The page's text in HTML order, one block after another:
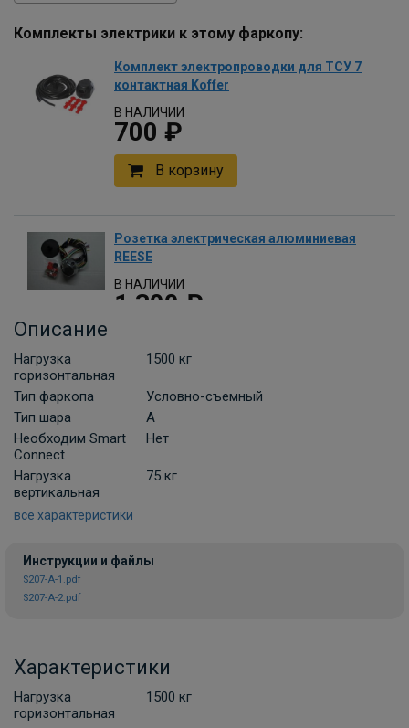
Комплекты электрики к этому фаркопу:
Комплект электропроводки для ТСУ 7
контактная Koffer
В НАЛИЧИИ
700 ₽
В корзину
Розетка электрическая алюминиевая
REESE
В НАЛИЧИИ
1 300 ₽
Комплект универсальной
(Россия)
В НАЛИЧИИ
700 ₽
В корзину
Описание
Нагрузка
горизонтальная
1500 кг
Тип фаркопа
Условно-съемный
Тип шара
A
Необходим Smart
Connect
Нет
Нагрузка
вертикальная
75 кг
все характеристики
Инструкции и файлы
S207-A-1.pdf
S207-A-2.pdf
Характеристики
Нагрузка
горизонтальная
1500 кг